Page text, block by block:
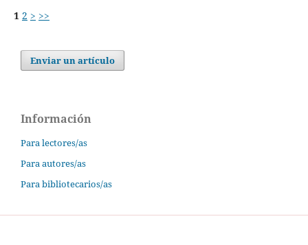
1 2 > >>
Enviar un artículo
Información
Para lectores/as
Para autores/as
Para bibliotecarios/as